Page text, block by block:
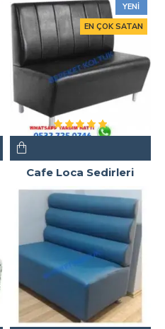
YENI
EN ÇOK SATAN
Cafe Loca Sedirleri